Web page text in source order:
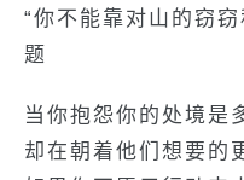
“你不能靠对山的窃
题
当你抱怨你的处境是
却在朝着他们想要的